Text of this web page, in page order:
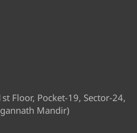
Floor, Pocket-19, Sector-24,
Mandir)